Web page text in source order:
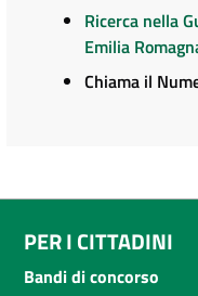
Ricerca nella
Emilia
Chiama il
PER I CITTADINI
Bandi di concorso